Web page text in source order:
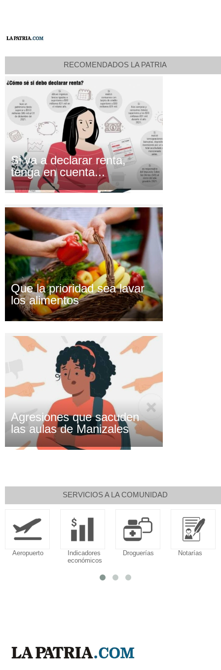
RECOMENDADOS LA PATRIA
Si va a declarar renta,
tenga en cuenta...
Que la prioridad sea lavar
los alimentos
Agresiones que sacuden
las aulas de Manizales
SERVICIOS A LA COMUNIDAD
Indicadores
económicos
Droguerías Notarías